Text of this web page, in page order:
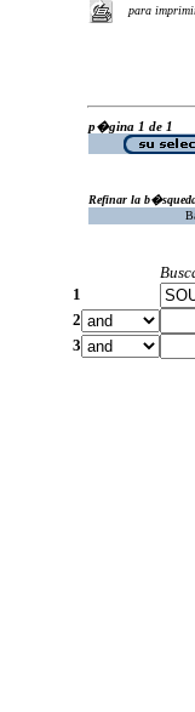
para
p�gina 1 de 1
Refinar la
1
2
3